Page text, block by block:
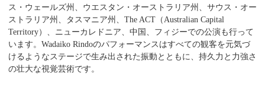
ス・ウェールズ州、ウエスタン・オーストラリア州、サウス・オー
ストラリア州、タスマニア州、The ACT（Australian Capital
Territory）、ニューカレドニア、中国、フィジーでの公演も行って
います。Wadaiko Rindoのパフォーマンスはすべての観客を元気づ
けるようなステージで生み出された振動とともに、持久力と力強さ
の壮大な視覚芸術です。